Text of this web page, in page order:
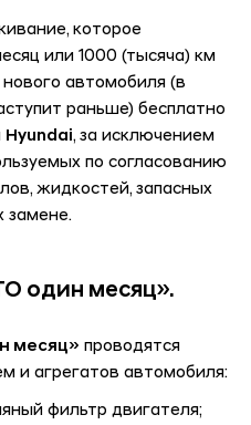
которое
или 1000 (тысяча) км
автомобиля (в
раньше) бесплатно
Hyundai, за исключением
по согласованию
жидкостей, запасных
замене.
один месяц».
месяц» проводятся
и агрегатов автомобиля:
фильтр двигателя;